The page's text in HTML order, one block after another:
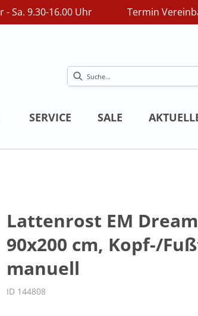
- Sa. 9.30-16.00 Uhr Termin
SERVICE SALE
Lattenrost EM
90x200 cm, Kopf-/
manuell
ID 144808